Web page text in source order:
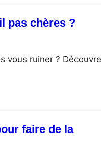
pas chères ?
vous ruiner ?
faire de la